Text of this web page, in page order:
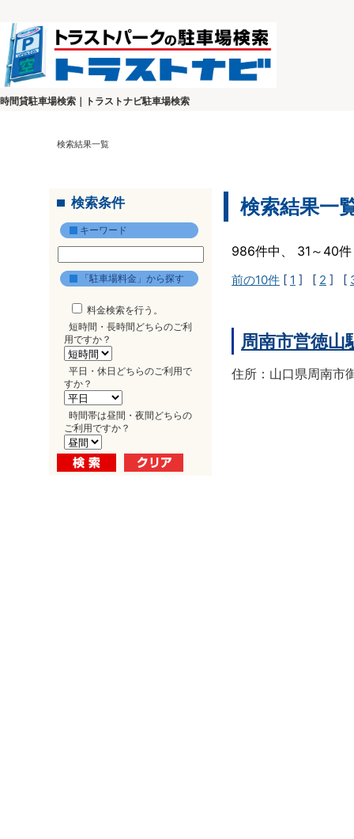
時間貸駐車場検索｜トラストナビ駐車場検索
検索結果一覧
検索条件
キーワード
「駐車場料金」から探す
料金検索を行う。
短時間・長時間どちらのご利
用ですか？
平日・休日どちらのご利用で
すか？
時間帯は昼間・夜間どちらの
ご利用ですか？
検索結果一
986件中、 31～40
前の10件 [ 1 ] [ 2 ] [
周南市営徳山
住所：山口県周南市